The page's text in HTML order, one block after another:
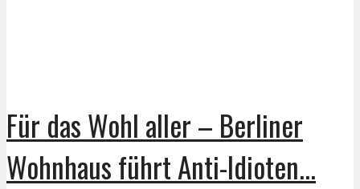
Für das Wohl aller – Berliner
Wohnhaus führt Anti-Idioten...